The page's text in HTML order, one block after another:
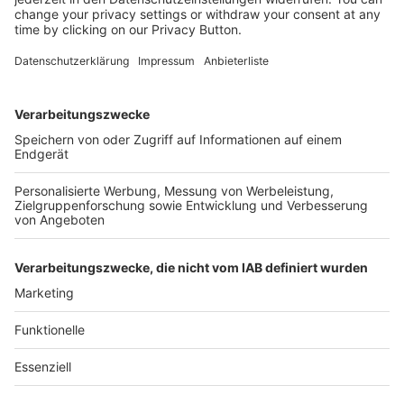
Kostenlose Rücksendung bis zu 14 Tage nach
Bestelleingang (innerhalb Deutschlands).
Versandkosten.
Der Bestellprozess ist mit Hilfe eines SSL-
SERVICE HOTLINE
SHOP SERVICE